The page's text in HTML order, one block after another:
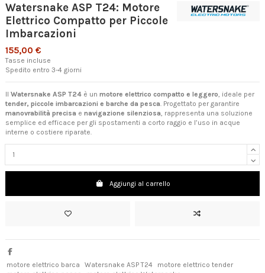
Watersnake ASP T24: Motore
Elettrico Compatto per Piccole
Imbarcazioni
155,00 €
Tasse incluse
Spedito entro 3-4 giorni
Il Watersnake ASP T24 è un motore elettrico compatto e leggero, ideale per
tender, piccole imbarcazioni e barche da pesca. Progettato per garantire
manovrabilità precisa e navigazione silenziosa, rappresenta una soluzione
semplice ed efficace per gli spostamenti a corto raggio e l’uso in acque
interne o costiere riparate.
Aggiungi al carrello
motore elettrico barca Watersnake ASP T24
motore elettrico tender